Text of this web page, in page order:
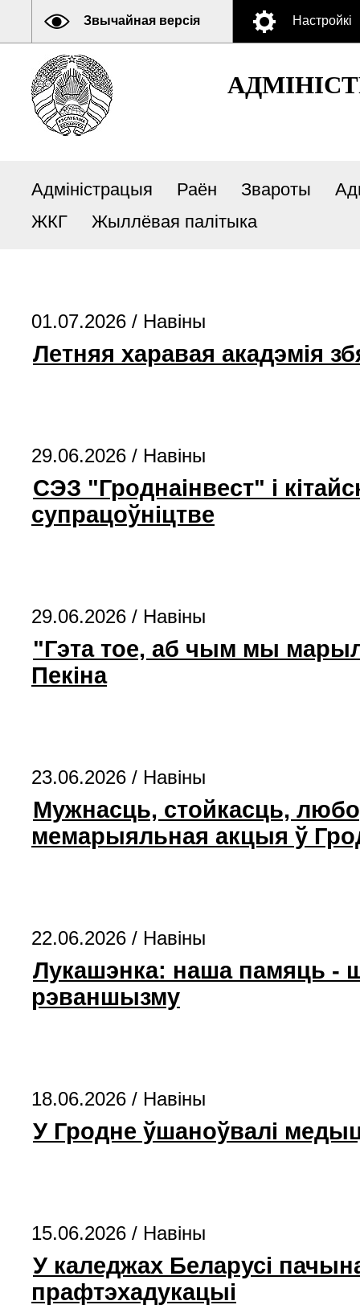
Звычайная версія Настройкі
Адміністрацыя Раён Звароты
ЖКГ
Жыллёвая палітыка
01.07.2026 / Навіны
Летняя харавая акадэмія
29.06.2026 / Навіны
СЭЗ "Гроднаінвест" і
супрацоўніцтве
29.06.2026 / Навіны
"Гэта тое, аб чым мы
Пекіна
23.06.2026 / Навіны
Мужнасць, стойкасць,
мемарыяльная акцыя ў
22.06.2026 / Навіны
Лукашэнка: наша памяць -
рэваншызму
18.06.2026 / Навіны
У Гродне ўшаноўвалі
15.06.2026 / Навіны
У каледжах Беларусі
прафтэхадукацыі